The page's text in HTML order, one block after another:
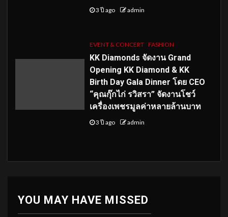
3 ปี ago admin
EVENT & CONCERT FASHION
KK Diamonds จัดงาน Grand
Opening KK Diamond & KK
Birth Day Gala Dinner โดย CEO
“คุณกุ๊กไก่ รวิสรา” จัดงานโชว์
เครื่องเพชรมูลค่าหลายล้านบาท
3 ปี ago admin
YOU MAY HAVE MISSED